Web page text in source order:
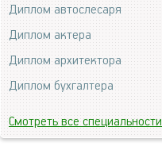
Диплом автослесаря
Диплом актера
Диплом архитектора
Диплом бухгалтера
Смотреть все специальности